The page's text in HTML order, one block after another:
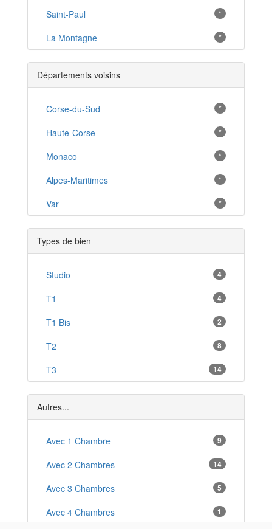
Saint-Paul *
La Montagne *
Saint-Gilles les Bains *
Saint-André *
La Plaine des Cafres *
Saint-Gilles les Hauts *
Bras-Panon *
Etang-Salé les Hauts *
Sainte-Clotilde *
Piton Saint-Leu *
l'Étang-Salé les Bains *
Hell-Bourg *
La Saline-Les-Bains *
La Saline Les Hauts *
Départements voisins
Corse-du-Sud *
Haute-Corse *
Monaco *
Alpes-Maritimes *
Var *
Types de bien
Studio 4
T1 4
T1 Bis 2
T2 8
T3 14
T4 6
T5 1
Autres...
Avec 1 Chambre 9
Avec 2 Chambres 14
Avec 3 Chambres 5
Avec 4 Chambres 1